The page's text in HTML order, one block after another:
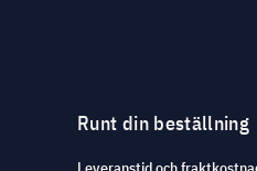
Runt din beställning